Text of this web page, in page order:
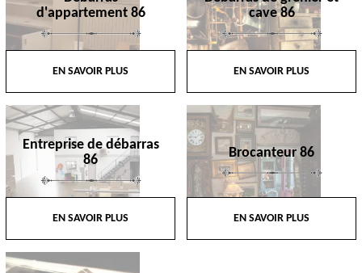
d'appartement 86
EN SAVOIR PLUS
cave 86
EN SAVOIR PLUS
Entreprise de débarras
86
EN SAVOIR PLUS
Brocanteur 86
EN SAVOIR PLUS